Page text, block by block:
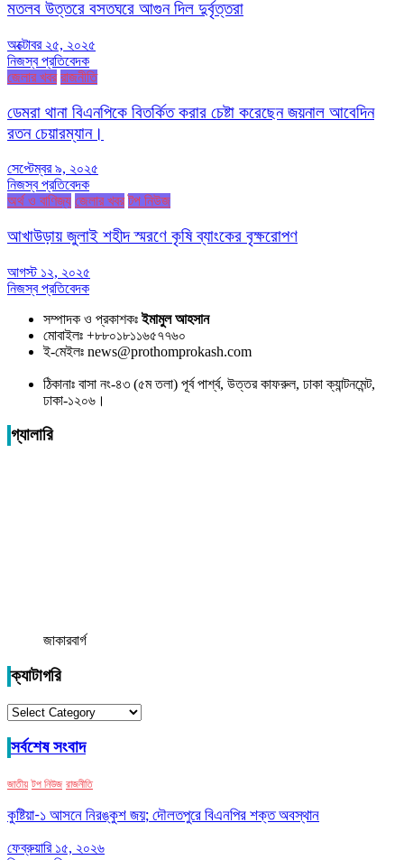
মতলব উত্তরে বসতঘরে আগুন দিল দুর্বৃত্তরা
অক্টোবর ২৫, ২০২৫
নিজস্ব প্রতিবেদক
জেলার খবর রাজনীতি
ডেমরা থানা বিএনপিকে বিতর্কিত করার চেষ্টা করেছেন জয়নাল আবেদিন
রতন চেয়ারম্যান।
সেপ্টেম্বর ৯, ২০২৫
নিজস্ব প্রতিবেদক
অর্থ ও বাণিজ্য জেলার খবর টপ নিউজ
আখাউড়ায় জুলাই শহীদ স্মরণে কৃষি ব্যাংকের বৃক্ষরোপণ
আগস্ট ১২, ২০২৫
নিজস্ব প্রতিবেদক
সম্পাদক ও প্রকাশকঃইমামুল আহসান
মোবাইলঃ +৮৮০১৮১১৬৫৭৭৬০
ই-মেইলঃ news@prothomprokash.com
ঠিকানাঃ বাসা নং-৪৩ (৫ম তলা) পূর্ব পার্শ্ব, উত্তর কাফরুল, ঢাকা ক্যান্টনমেন্ট,
ঢাকা-১২০৬।
গ্যালারি
জাকারবার্গ
ক্যাটাগরি
ক্যাটাগরি
সর্বশেষ সংবাদ
জাতীয় টপ নিউজ রাজনীতি
কুষ্টিয়া-১ আসনে নিরঙ্কুশ জয়; দৌলতপুরে বিএনপির শক্ত অবস্থান
ফেব্রুয়ারি ১৫, ২০২৬